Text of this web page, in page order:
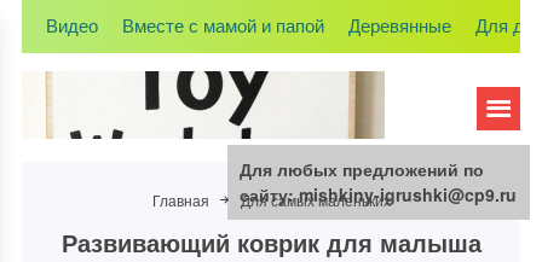
Видео Вместе с мамой и папой Деревянные Для
Главная Для самых маленьких
Развивающий коврик для малыша
Для любых предложений по
сайту: mishkiny-igrushki@cp9.ru